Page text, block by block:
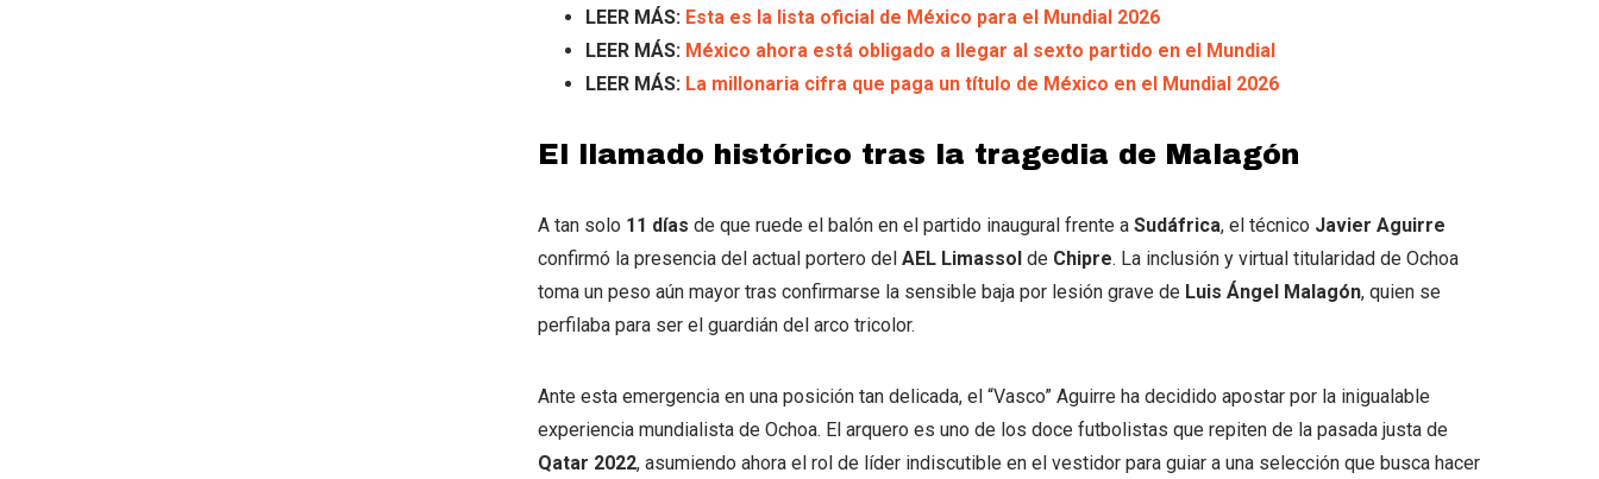
LEER MÁS: Esta es la lista oficial de México para el Mundial 2026
LEER MÁS: México ahora está obligado a llegar al sexto partido en el Mundial
LEER MÁS: La millonaria cifra que paga un título de México en el Mundial 2026
El llamado histórico tras la tragedia de Malagón
A tan solo 11 días de que ruede el balón en el partido inaugural frente a Sudáfrica, el técnico Javier Aguirre
confirmó la presencia del actual portero del AEL Limassol de Chipre. La inclusión y virtual titularidad de Ochoa
toma un peso aún mayor tras confirmarse la sensible baja por lesión grave de Luis Ángel Malagón, quien se
perfilaba para ser el guardián del arco tricolor.
Ante esta emergencia en una posición tan delicada, el “Vasco” Aguirre ha decidido apostar por la inigualable
experiencia mundialista de Ochoa. El arquero es uno de los doce futbolistas que repiten de la pasada justa de
Qatar 2022, asumiendo ahora el rol de líder indiscutible en el vestidor para guiar a una selección que busca hacer